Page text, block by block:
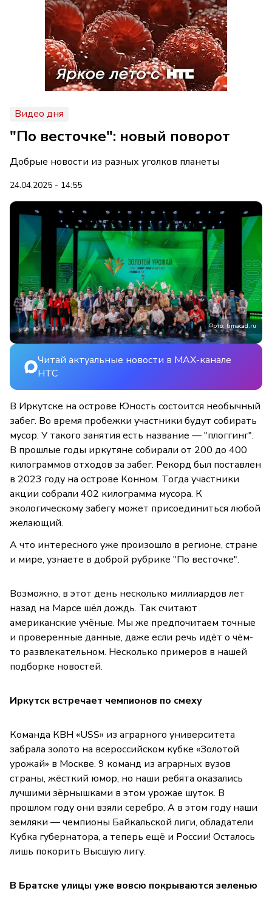
Видео дня
"По весточке": новый поворот
Добрые новости из разных уголков планеты
24.04.2025 - 14:55
Фото: timacad.ru
Читай актуальные новости в MAX-канале
НТС
В Иркутске на острове Юность состоится необычный
забег. Во время пробежки участники будут собирать
мусор. У такого занятия есть название — "плоггинг".
В прошлые годы иркутяне собирали от 200 до 400
килограммов отходов за забег. Рекорд был поставлен
в 2023 году на острове Конном. Тогда участники
акции собрали 402 килограмма мусора. К
экологическому забегу может присоединиться любой
желающий.
А что интересного уже произошло в регионе, стране
и мире, узнаете в доброй рубрике "По весточке".
Возможно, в этот день несколько миллиардов лет
назад на Марсе шёл дождь. Так считают
американские учёные. Мы же предпочитаем точные
и проверенные данные, даже если речь идёт о чём-
то развлекательном. Несколько примеров в нашей
подборке новостей.
Иркутск встречает чемпионов по смеху
Команда КВН «USS» из аграрного университета
забрала золото на всероссийском кубке «Золотой
урожай» в Москве. 9 команд из аграрных вузов
страны, жёсткий юмор, но наши ребята оказались
лучшими зёрнышками в этом урожае шуток. В
прошлом году они взяли серебро. А в этом году наши
земляки — чемпионы Байкальской лиги, обладатели
Кубка губернатора, а теперь ещё и России! Осталось
лишь покорить Высшую лигу.
В Братске улицы уже вовсю покрываются зеленью